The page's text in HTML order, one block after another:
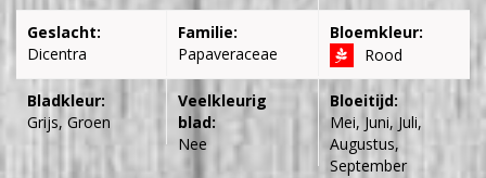
Geslacht:
Dicentra
Familie:
Papaveraceae
Bloemkleur:
Rood
Bladkleur:
Grijs, Groen
Veelkleurig
blad:
Nee
Bloeitijd:
Mei, Juni, Juli,
Augustus,
September